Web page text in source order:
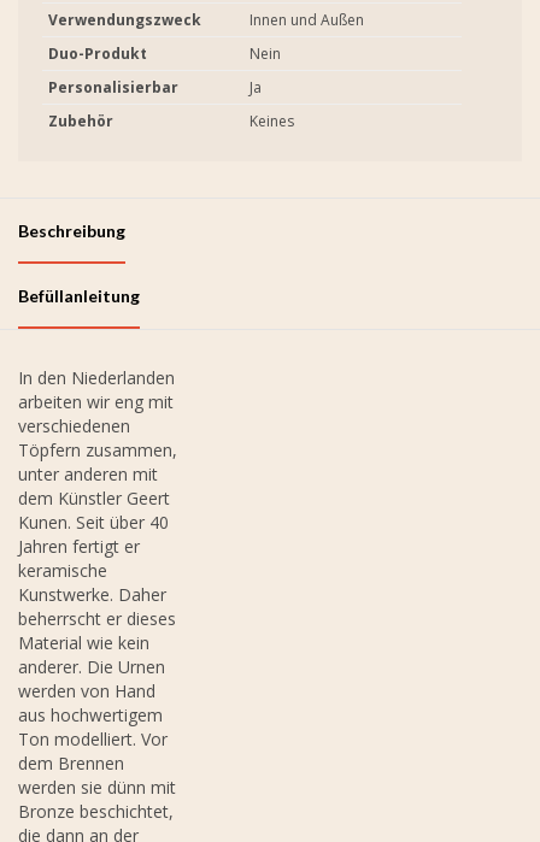
Verwendungszweck
Innen und Außen
Duo-Produkt
Nein
Personalisierbar
Ja
Zubehör
Keines
Beschreibung
Befüllanleitung
In den Niederlanden
arbeiten wir eng mit
verschiedenen
Töpfern zusammen,
unter anderen mit
dem Künstler Geert
Kunen. Seit über 40
Jahren fertigt er
keramische
Kunstwerke. Daher
beherrscht er dieses
Material wie kein
anderer. Die Urnen
werden von Hand
aus hochwertigem
Ton modelliert. Vor
dem Brennen
werden sie dünn mit
Bronze beschichtet,
die dann an der